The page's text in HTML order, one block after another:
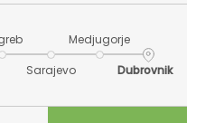
Sarajevo
Medjugorje
Dubrovnik